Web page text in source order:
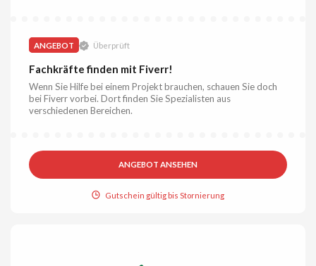
ANGEBOT Überprüft
Fachkräfte finden mit Fiverr!
Wenn Sie Hilfe bei einem Projekt brauchen, schauen Sie doch
bei Fiverr vorbei. Dort finden Sie Spezialisten aus
verschiedenen Bereichen.
ANGEBOT ANSEHEN
Gutschein gültig bis Stornierung